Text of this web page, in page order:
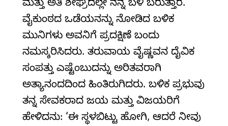
ಮತ್ತು ಅತಿ ಶೀಘ್ರದಲ್ಲೇ ನನ್ನ ಬಳಿ ಬರುತ್ತಾರೆ.’
ವೈಕುಂಠದ ಒಡೆಯನನ್ನು ನೋಡಿದ ಬಳಿಕ
ಮುನಿಗಳು ಅವನಿಗೆ ಪ್ರದಕ್ಷಿಣೆ ಬಂದು
ನಮಸ್ಕರಿಸಿದರು. ತರುವಾಯ ವೈಷ್ಣವನ ದೈವಿಕ
ಸಂಪತ್ತು ಎಷ್ಟೆಂಬುದನ್ನು ಅರಿತವರಾಗಿ
ಅತ್ಯಾನಂದದಿಂದ ಹಿಂತಿರುಗಿದರು. ಬಳಿಕ ಪ್ರಭುವು
ತನ್ನ ಸೇವಕರಾದ ಜಯ ಮತ್ತು ವಿಜಯರಿಗೆ
ಹೇಳಿದನು: ‘ಈ ಸ್ಥಳಬಿಟ್ಟು ಹೋಗಿ, ಆದರೆ ನೀವು